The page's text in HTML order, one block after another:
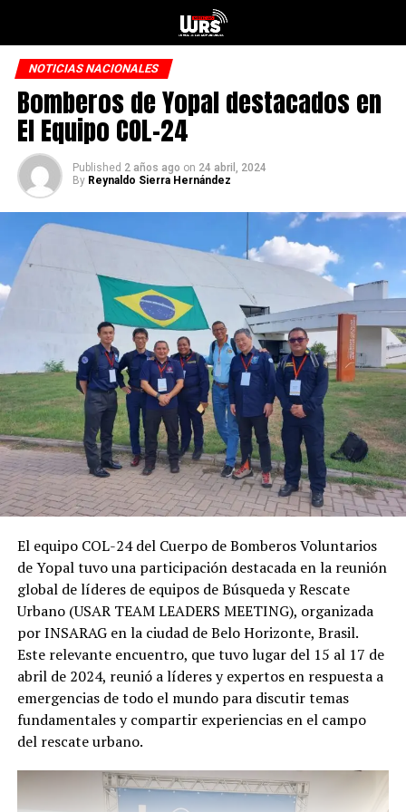
NOTICIAS NACIONALES
Bomberos de Yopal destacados en
El Equipo COL-24
Published 2 años ago on 24 abril, 2024
By Reynaldo Sierra Hernández
El equipo COL-24 del Cuerpo de Bomberos Voluntarios
de Yopal tuvo una participación destacada en la reunión
global de líderes de equipos de Búsqueda y Rescate
Urbano (USAR TEAM LEADERS MEETING), organizada
por INSARAG en la ciudad de Belo Horizonte, Brasil.
Este relevante encuentro, que tuvo lugar del 15 al 17 de
abril de 2024, reunió a líderes y expertos en respuesta a
emergencias de todo el mundo para discutir temas
fundamentales y compartir experiencias en el campo
del rescate urbano.